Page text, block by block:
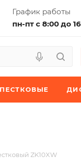
График работы
пн-пт с 8:00 до
ZK10XW